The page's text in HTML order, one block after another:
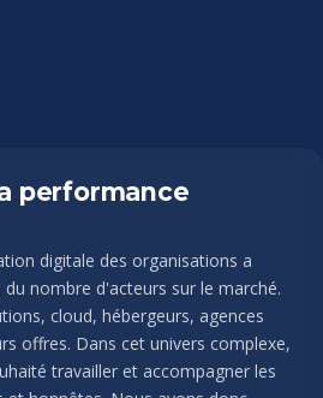
performance
digitale des organisations a
nombre d'acteurs sur le marché.
cloud, hébergeurs, agences
offres. Dans cet univers complexe,
travailler et accompagner les